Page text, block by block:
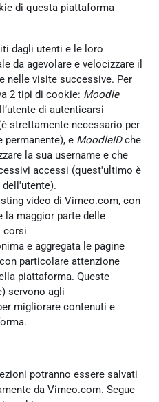
di questa piattaforma
dagli utenti e le loro
da agevolare e velocizzare il
nelle visite successive. Per
2 tipi di cookie: Moodle
di autenticarsi
strettamente necessario per
permanente), e MoodleIDche
la sua username e che
accessi (quest'ultimo è
video di Vimeo.com, con
la maggior parte delle
corsi
e aggregata le pagine
particolare attenzione
piattaforma. Queste
servono agli
migliorare contenuti e
potranno essere salvati
da Vimeo.com. Segue